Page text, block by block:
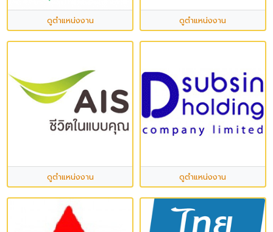
ดูตำแหน่งงาน ดูตำแหน่งงาน
ดูตำแหน่งงาน ดูตำแหน่งงาน